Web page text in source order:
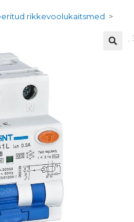
rikkevoolukaitsmed >
1 P+N, 6A,